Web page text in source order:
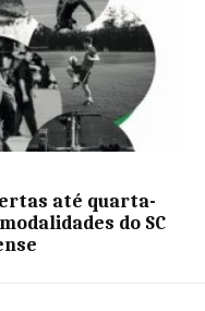
até quarta-
do SC